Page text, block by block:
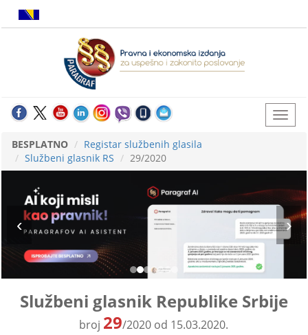
BESPLATNO
Registar službenih glasila
Službeni glasnik RS
29/2020
Službeni glasnik Republike Srbije
broj 29/2020 od 15.03.2020.